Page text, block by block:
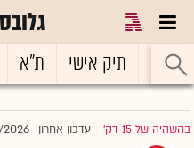
ראשי תיק אישי ת"א
בהשהיה של 15 דק' |עדכון אחרון